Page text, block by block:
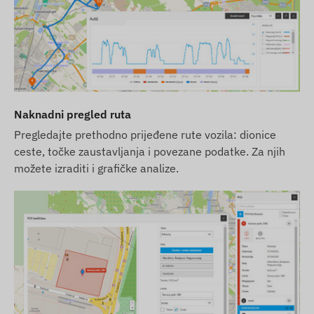
Naknadni pregled ruta
Pregledajte prethodno prijeđene rute vozila: dionice
ceste, točke zaustavljanja i povezane podatke. Za njih
možete izraditi i grafičke analize.